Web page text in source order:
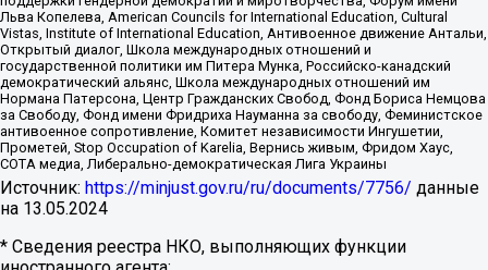
Льва Копелева, American Councils for International Education, Cultural
Vistas, Institute of International Education, Антивоенное движение Антальи,
Открытый диалог, Школа международных отношений и
государственной политики им Питера Мунка, Российско-канадский
демократический альянс, Школа международных отношений им
Нормана Патерсона, Центр Гражданских Свобод, Фонд Бориса Немцова
за Свободу, Фонд имени Фридриха Науманна за свободу, Феминистское
антивоенное сопротивление, Комитет независимости Ингушетии,
Прометей, Stop Occupation of Karelia, Вернись живым, Фридом Хаус,
СОТА медиа, Либерально-демократическая Лига Украины
Источник: https://minjust.gov.ru/ru/documents/7756/ данные
на 13.05.2024
* Сведения реестра НКО, выполняющих функции